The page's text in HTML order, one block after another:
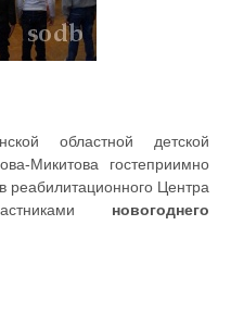
областной детской
Микитова гостеприимно
реабилитационного Центра
новогоднего